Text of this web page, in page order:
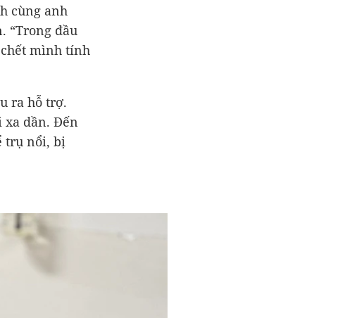
cùng anh
“Trong đầu
mình tính
ra hỗ trợ.
xa dần. Đến
trụ nổi, bị